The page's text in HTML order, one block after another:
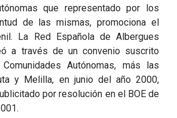
que representado por los
de las mismas, promociona el
La Red Española de Albergues
a través de un convenio suscrito
Autónomas, más las
y Melilla, en junio del año 2000,
por resolución en el BOE de